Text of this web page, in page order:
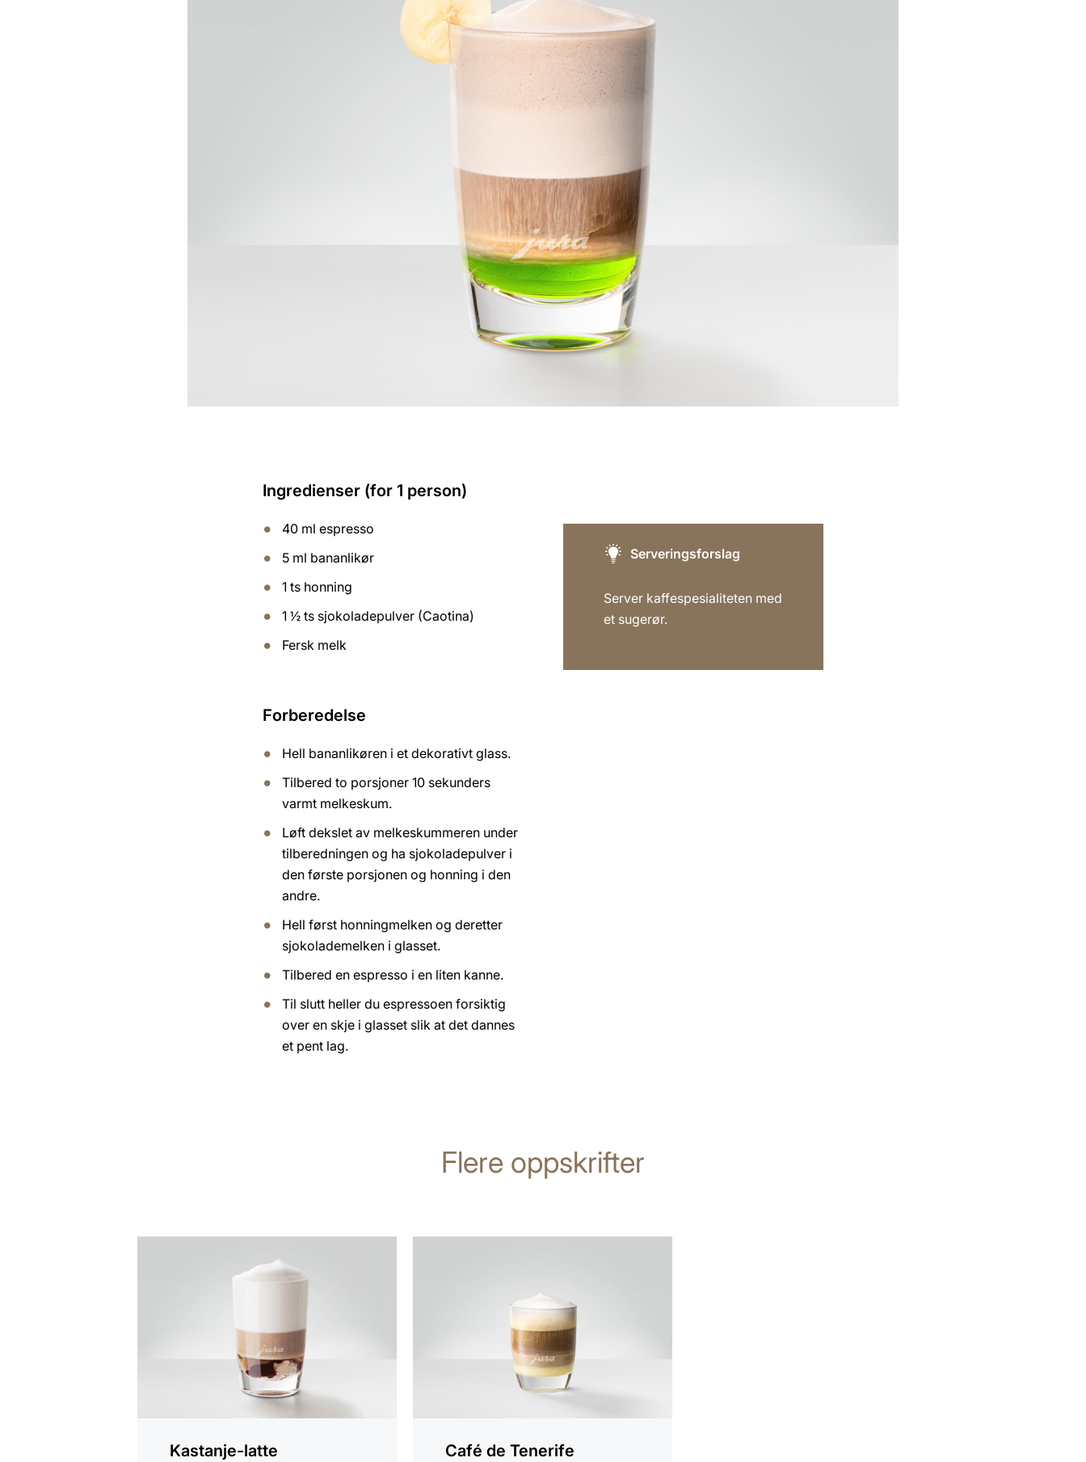
Ingredienser (for 1 person)
40 ml espresso
5 ml bananlikør
1 ts honning
1 ½ ts sjokoladepulver (Caotina)
Fersk melk
Forberedelse
Hell bananlikøren i et dekorativt glass.
Tilbered to porsjoner 10 sekunders
varmt melkeskum.
Løft dekslet av melkeskummeren under
tilberedningen og ha sjokoladepulver i
den første porsjonen og honning i den
andre.
Hell først honningmelken og deretter
sjokolademelken i glasset.
Tilbered en espresso i en liten kanne.
Til slutt heller du espressoen forsiktig
over en skje i glasset slik at det dannes
et pent lag.
Serveringsforslag
Server kaffespesialiteten med
et sugerør.
Flere oppskrifter
Kastanje-latte Café de Tenerife